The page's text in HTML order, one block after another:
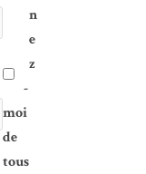
n
e
z
-
moi
de
tous